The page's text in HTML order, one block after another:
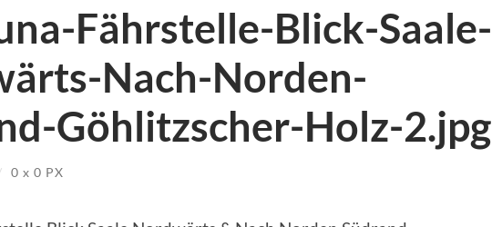
Fährstelle-Blick-Saale-
Nach-Norden-
Göhlitzscher-Holz-2.jpg
0 x 0 PX